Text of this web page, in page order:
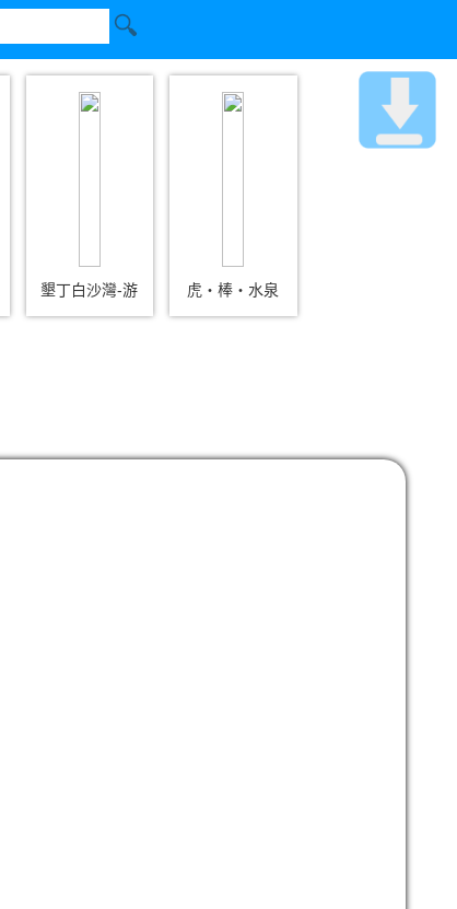
墾丁白沙灣-游 虎‧棒‧水泉